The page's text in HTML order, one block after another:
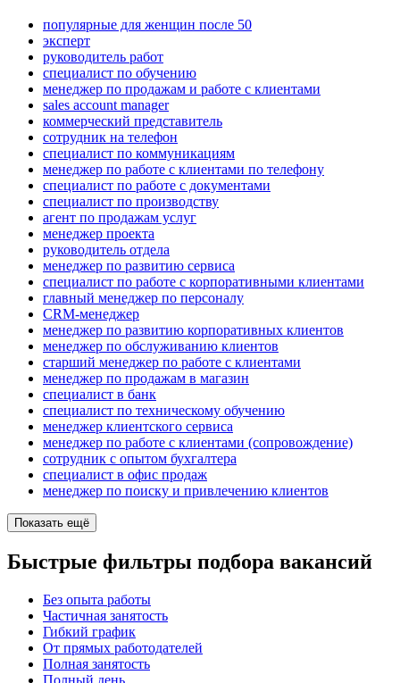
популярные для женщин после 50
эксперт
руководитель работ
специалист по обучению
менеджер по продажам и работе с клиентами
sales account manager
коммерческий представитель
сотрудник на телефон
специалист по коммуникациям
менеджер по работе с клиентами по телефону
специалист по работе с документами
специалист по производству
агент по продажам услуг
менеджер проекта
руководитель отдела
менеджер по развитию сервиса
специалист по работе с корпоративными клиентами
главный менеджер по персоналу
CRM-менеджер
менеджер по развитию корпоративных клиентов
менеджер по обслуживанию клиентов
старший менеджер по работе с клиентами
менеджер по продажам в магазин
специалист в банк
специалист по техническому обучению
менеджер клиентского сервиса
менеджер по работе с клиентами (сопровождение)
сотрудник с опытом бухгалтера
специалист в офис продаж
менеджер по поиску и привлечению клиентов
Показать ещё
Быстрые фильтры подбора вакансий
Без опыта работы
Частичная занятость
Гибкий график
От прямых работодателей
Полная занятость
Полный день